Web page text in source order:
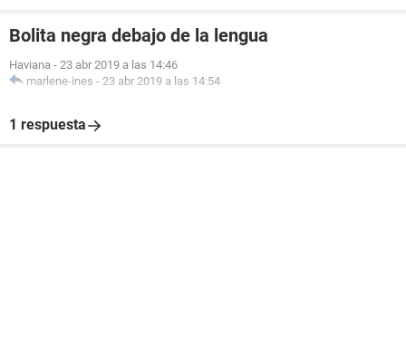
Bolita negra debajo de la lengua
Haviana - 23 abr 2019 a las 14:46
marlene-ines - 23 abr 2019 a las 14:54
1 respuesta